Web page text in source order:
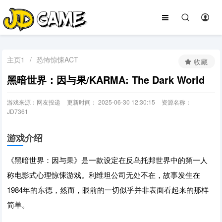
主页1 / 恐怖惊悚ACT
黑暗世界：因与果/KARMA: The Dark World
游戏来源：网友投递 更新时间： 2025-06-30 12:30:15
资源名称：
JD7361
收藏
游戏介绍
《黑暗世界：因与果》是一款设定在反乌托邦世界中的第一人
称电影式心理惊悚游戏。利维坦公司无处不在，故事发生在
1984年的东德，然而，眼前的一切似乎并非表面看起来的那样
简单。